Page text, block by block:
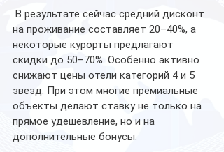
на проживание составляет 20–40%, а
некоторые курорты предлагают
скидки до 50–70%. Особенно активно
снижают цены отели категорий 4 и 5
звезд. При этом многие премиальные
объекты делают ставку не только на
прямое удешевление, но и на
дополнительные бонусы.